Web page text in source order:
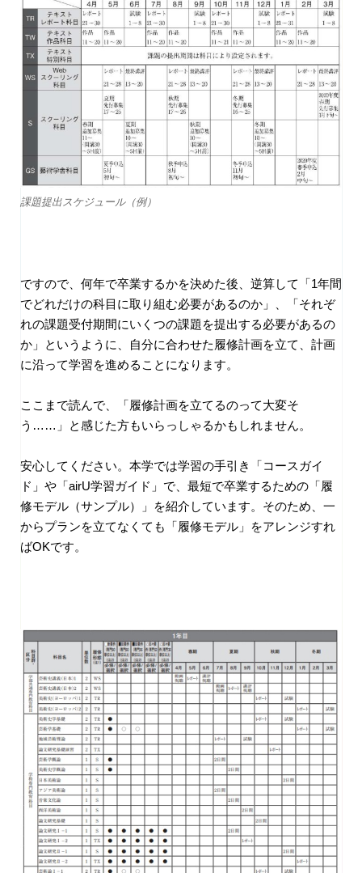
課題提出スケジュール（例）
ですので、何年で卒業するかを決めた後、逆算して「1年間
でどれだけの科目に取り組む必要があるのか」、「それぞ
れの課題受付期間にいくつの課題を提出する必要があるの
か」というように、自分に合わせた履修計画を立て、計画
に沿って学習を進めることになります。
ここまで読んで、「履修計画を立てるのって大変そ
う……」と感じた方もいらっしゃるかもしれません。
安心してください。本学では学習の手引き「コースガイ
ド」や「airU学習ガイド」で、最短で卒業するための「履
修モデル（サンプル）」を紹介しています。そのため、一
からプランを立てなくても「履修モデル」をアレンジすれ
ばOKです。